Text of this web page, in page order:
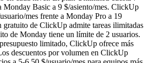
Monday Basic a 9 $/asiento/mes. ClickUp
mes frente a Monday Pro a 19
gratuito de ClickUp admite tareas ilimitadas
de Monday tiene un límite de 2 usuarios.
limitado, ClickUp ofrece más
descuentos por volumen en ClickUp